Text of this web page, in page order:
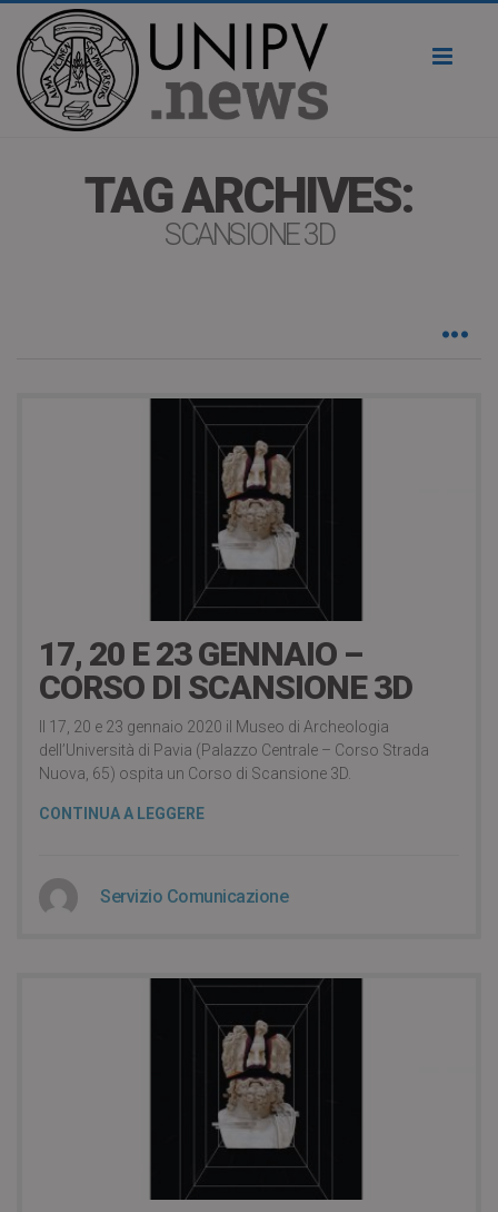
TAG ARCHIVES:
SCANSIONE 3D
17, 20 E 23 GENNAIO –
CORSO DI SCANSIONE 3D
Il 17, 20 e 23 gennaio 2020 il Museo di Archeologia
dell’Università di Pavia (Palazzo Centrale – Corso Strada
Nuova, 65) ospita un Corso di Scansione 3D.
CONTINUA A LEGGERE
Servizio Comunicazione